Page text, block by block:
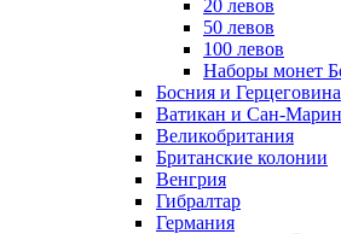
20 левов
50 левов
100 левов
Наборы монет
Босния и Герцеговина
Ватикан и Сан-
Великобритания
Британские колонии
Венгрия
Гибралтар
Германия